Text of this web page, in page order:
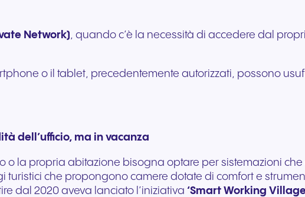
Network), quando c’è la necessità di accedere dal
o il tablet, precedentemente autorizzati, possono
dell’ufficio, ma in vacanza
o la propria abitazione bisogna optare per sistemazioni
turistici che propongono camere dotate di comfort e
dal 2020 aveva lanciato l’iniziativa ‘Smart Working